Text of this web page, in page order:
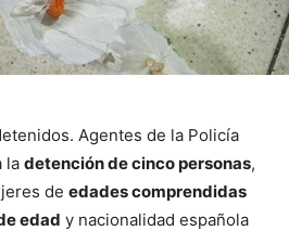
Agentes de la Policía
la detención de cinco personas,
de edades comprendidas
edad y nacionalidad española